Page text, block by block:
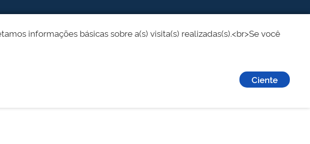
informações básicas sobre a(s) visita(s) realizadas(s).<br>Se você
Ciente